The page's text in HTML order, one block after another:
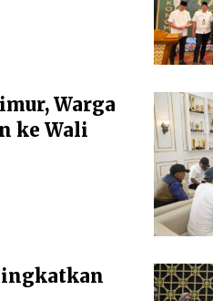
Warga
ke Wali